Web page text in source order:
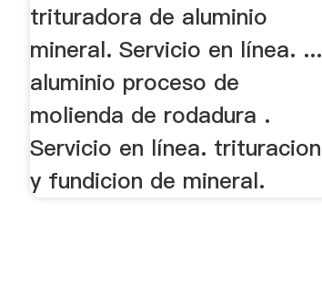
trituradora de aluminio
mineral. Servicio en línea. ...
aluminio proceso de
molienda de rodadura .
Servicio en línea. trituracion
y fundicion de mineral.